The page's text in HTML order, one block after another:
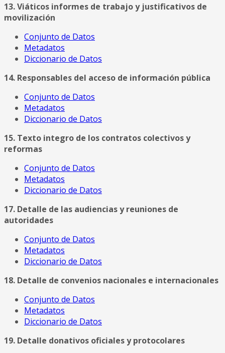
13. Viáticos informes de trabajo y justificativos de
movilización
Conjunto de Datos
Metadatos
Diccionario de Datos
14. Responsables del acceso de información pública
Conjunto de Datos
Metadatos
Diccionario de Datos
15. Texto integro de los contratos colectivos y
reformas
Conjunto de Datos
Metadatos
Diccionario de Datos
17. Detalle de las audiencias y reuniones de
autoridades
Conjunto de Datos
Metadatos
Diccionario de Datos
18. Detalle de convenios nacionales e internacionales
Conjunto de Datos
Metadatos
Diccionario de Datos
19. Detalle donativos oficiales y protocolares